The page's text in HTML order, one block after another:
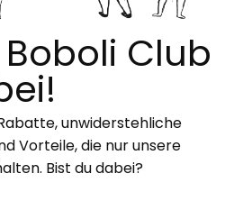
Club
unwiderstehliche
Vorteile, die nur unsere
Bist du dabei?